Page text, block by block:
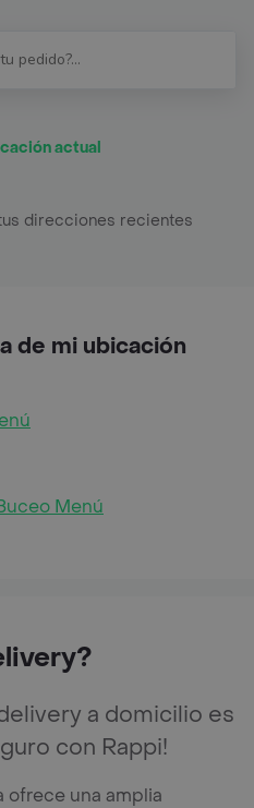
actual
direcciones recientes
de mi ubicación
Menú
a domicilio es
con Rappi!
ofrece una amplia